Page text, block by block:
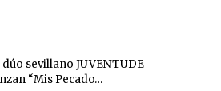
dúo sevillano JUVENTUDE
“Mis Pecado…